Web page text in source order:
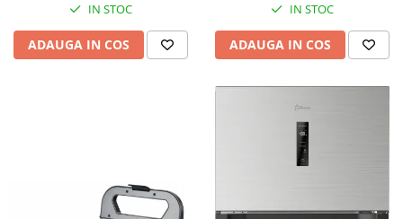
IN STOC
ADAUGA IN COS
IN STOC
ADAUGA IN COS